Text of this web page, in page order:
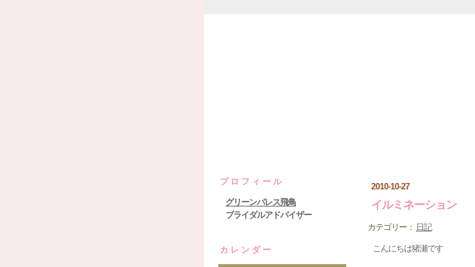
プロフィール
グリーンパレス飛鳥
ブライダルアドバイザー
カレンダー
2010-10-27
イルミネーション
カテゴリー： 日記
こんにちは猪瀬です